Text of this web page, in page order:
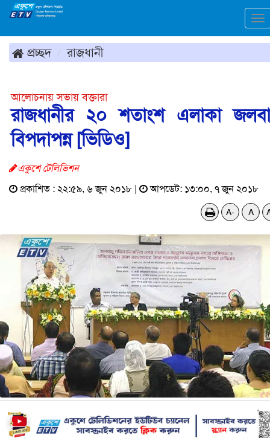
প্রচ্ছদ রাজধানী
আলোচনায় সভায় বক্তারা
রাজধানীর ২০ শতাংশ এলাকা
বিপদাপন্ন [ভিডিও]
একুশে টেলিভিশন
প্রকাশিত : ২২:৫৯, ৬ জুন ২০১৮ |
আপডেট: ১৩:০০, ৭ জুন ২০১৮
A- A